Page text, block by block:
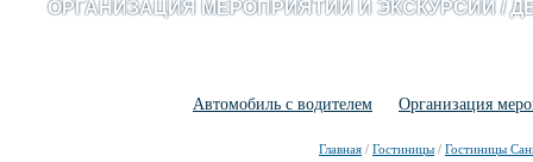
ОРГАНИЗАЦИЯ МЕРОПРИЯТИЙ И ЭКСКУРСИЙ /
Автомобиль с водителем Организация
Главная / Гостиницы / Гостиницы